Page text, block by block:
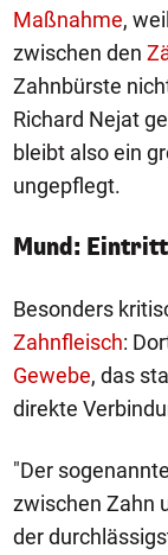
Maßnahme,
zwischen den
Zahnbürste
Richard Nejat
bleibt also ein
ungepflegt.
Mund:
Besonders
Zahnfleisch:
Gewebe, das
direkte
"Der
zwischen Zahn
der